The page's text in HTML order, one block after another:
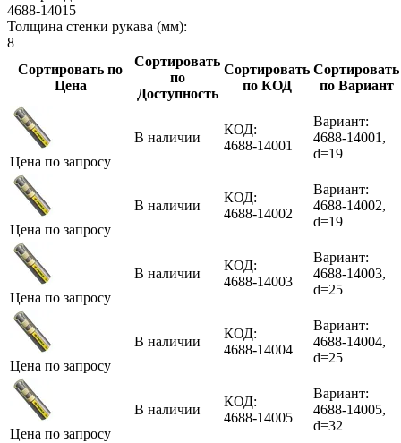
4688-14015
Толщина стенки рукава (мм):
8
Сортировать по
Цена
Сортировать
по
Доступность
Сортировать
по КОД
Сортировать
по Вариант
Цена по запросу
В наличии
КОД:
4688-14001
Вариант:
4688-14001,
d=19
Цена по запросу
В наличии
КОД:
4688-14002
Вариант:
4688-14002,
d=19
Цена по запросу
В наличии
КОД:
4688-14003
Вариант:
4688-14003,
d=25
Цена по запросу
В наличии
КОД:
4688-14004
Вариант:
4688-14004,
d=25
Цена по запросу
В наличии
КОД:
4688-14005
Вариант:
4688-14005,
d=32